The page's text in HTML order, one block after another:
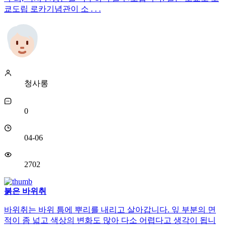
쿄도립 로카기념관이 소 . . .
청사롱
0
04-06
2702
붉은 바위취
바위취는 바위 틈에 뿌리를 내리고 살아갑니다. 잎 부분의 면
적이 좀 넓고 색상의 변화도 많아 다소 어렵다고 생각이 됩니